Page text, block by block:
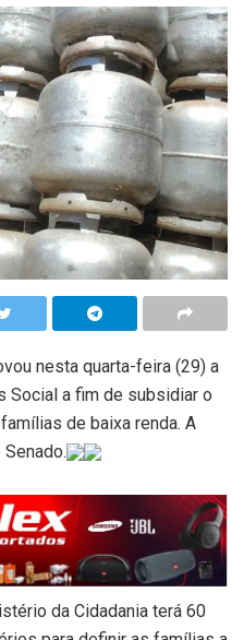
nesta quarta-feira (29) a
Social a fim de subsidiar o
de baixa renda. A
da Cidadania terá 60